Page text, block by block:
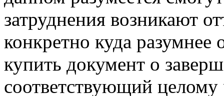
затруднения возникают
конкретно куда разумнее
купить документ о
соответствующий